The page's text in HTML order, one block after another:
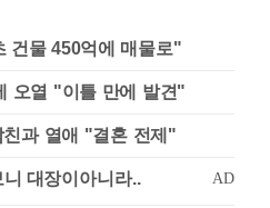
건물 450억에 매물로"
오열 "이틀 만에 발견"
과 열애 "결혼 전제"